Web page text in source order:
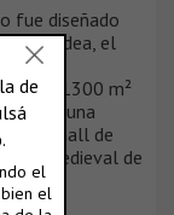
fue diseñado
lo rodea, el
1300 m²
a una
en hall de
medieval de